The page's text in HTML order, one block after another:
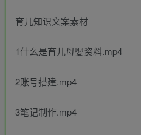
育儿知识文案素材
1什么是育儿母婴资料.mp4
2账号搭建.mp4
3笔记制作.mp4